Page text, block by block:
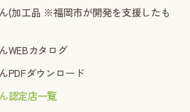
(加工品 ※福岡市が開発を支援したも
WEBカタログ
PDFダウンロード
認定店一覧